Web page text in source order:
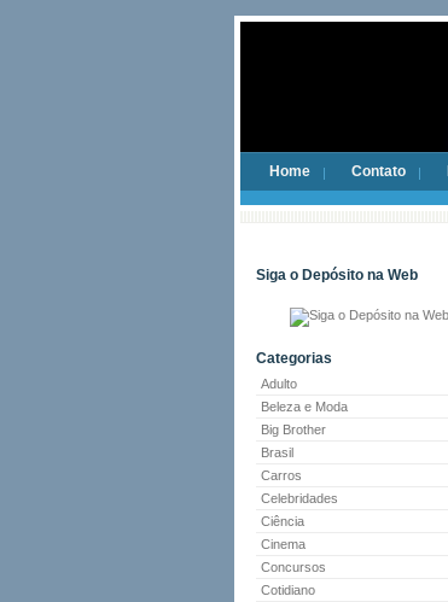
Home Contato
Siga o Depósito na Web
Categorias
Adulto
Beleza e Moda
Big Brother
Brasil
Carros
Celebridades
Ciência
Cinema
Concursos
Cotidiano